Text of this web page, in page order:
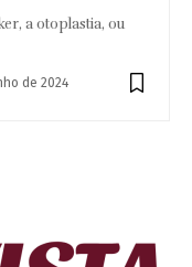
a otoplastia, ou
de 2024